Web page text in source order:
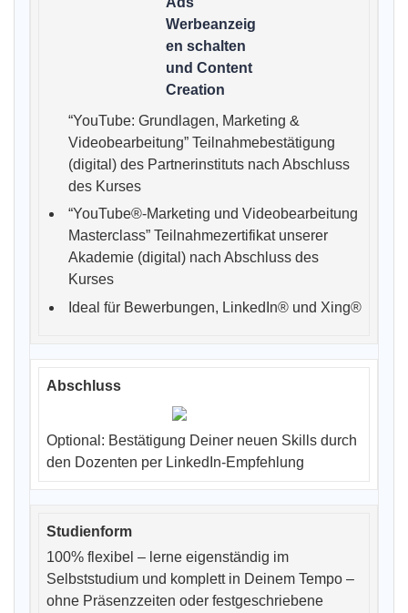
“YouTube: Grundlagen, Marketing &
Videobearbeitung” Teilnahmebestätigung
(digital) des Partnerinstituts nach Abschluss
des Kurses
“YouTube®-Marketing und Videobearbeitung
Masterclass” Teilnahmezertifikat unserer
Akademie (digital) nach Abschluss des
Kurses
Ideal für Bewerbungen, LinkedIn® und Xing®
Optional: Bestätigung Deiner neuen Skills durch
den Dozenten per LinkedIn-Empfehlung
100% flexibel – lerne eigenständig im
Selbststudium und komplett in Deinem Tempo –
ohne Präsenzzeiten oder festgeschriebene